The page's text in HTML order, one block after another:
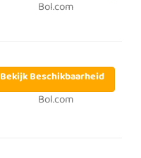
Bol.com
Bekijk Beschikbaarheid
Bol.com